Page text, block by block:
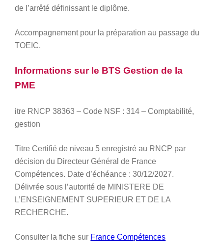
de l’arrêté définissant le diplôme.
Accompagnement pour la préparation au passage du
TOEIC.
Informations sur le BTS Gestion de la
PME
itre RNCP 38363 – Code NSF : 314 – Comptabilité,
gestion
Titre Certifié de niveau 5 enregistré au RNCP par
décision du Directeur Général de France
Compétences. Date d’échéance : 30/12/2027.
Délivrée sous l’autorité de MINISTERE DE
L’ENSEIGNEMENT SUPERIEUR ET DE LA
RECHERCHE.
Consulter la fiche sur France Compétences